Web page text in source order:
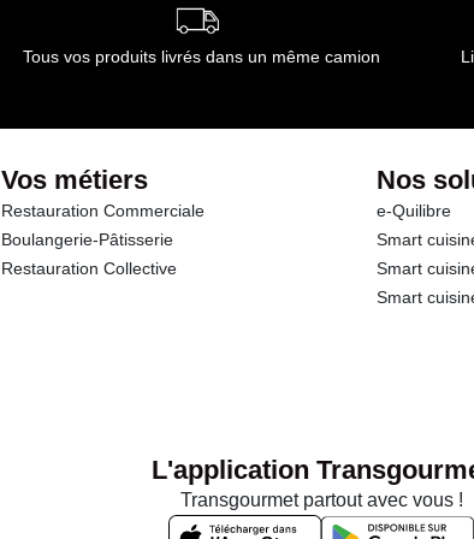
Tous vos produits livrés dans un même camion
Vos métiers
Restauration Commerciale
Boulangerie-Pâtisserie
Restauration Collective
Nos
e-Quilibre
Smart
Smart
Smart
L'application
Transgourmet partout avec vous !